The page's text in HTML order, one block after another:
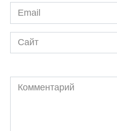
Email
*
Сайт
Комментарий